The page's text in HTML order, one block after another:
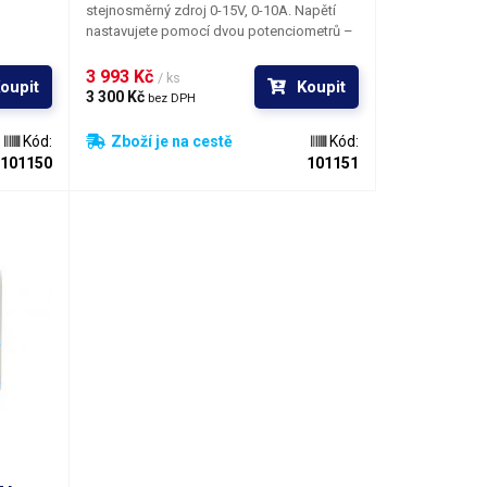
3-
Kód:
101150
stejnosměrný zdroj 0-15V, 0-10A. Napětí
nastavujete pomocí dvou potenciometrů –
nastavuje i omezení proudu resp. funkce
proudového zdroje. Dva segmentové LED
displeje zobrazují aktuální napětí
na výstupních svorkách zdroje a odebíraný
proud.
3 993 Kč / ks
3 300 Kč bez DPH
Koupit
Zboží je na cestě
Kód:
101151